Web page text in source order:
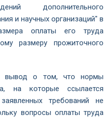
дополнительного
и научных организаций" в
оплаты его труда
размеру прожиточного
вывод о том, что нормы
на которые ссылается
требований не
вопросы оплаты труда